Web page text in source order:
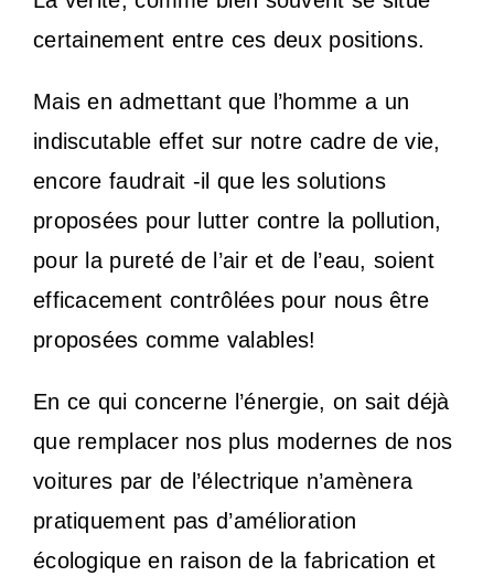
certainement entre ces deux positions.
Mais en admettant que l’homme a un
indiscutable effet sur notre cadre de vie,
encore faudrait -il que les solutions
proposées pour lutter contre la pollution,
pour la pureté de l’air et de l’eau, soient
efficacement contrôlées pour nous être
proposées comme valables!
En ce qui concerne l’énergie, on sait déjà
que remplacer nos plus modernes de nos
voitures par de l’électrique n’amènera
pratiquement pas d’amélioration
écologique en raison de la fabrication et